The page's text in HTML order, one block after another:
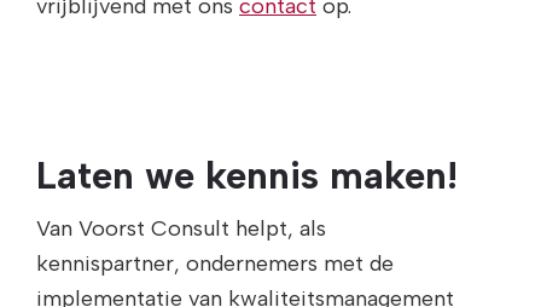
vrijblijvend met ons contact op.
Laten we kennis maken!
Van Voorst Consult helpt, als
kennispartner, ondernemers met de
implementatie van kwaliteitsmanagement